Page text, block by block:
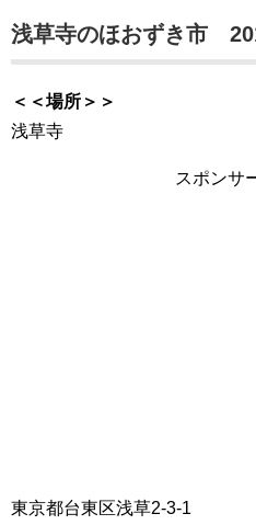
浅草寺のほおずき市
＜＜場所＞＞
浅草寺
スポンサ
東京都台東区浅草2-3-1